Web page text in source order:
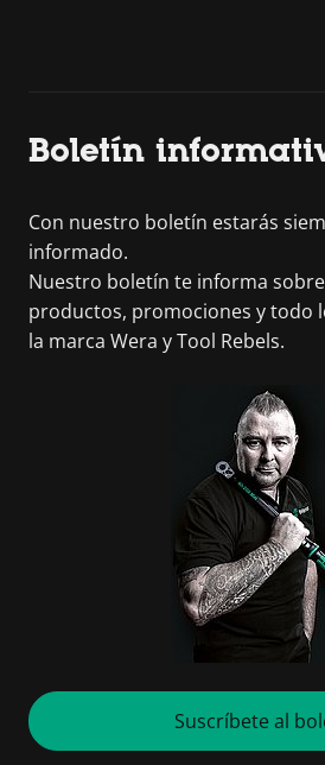
Boletín
Con nuestro boletín estarás
informado.
Nuestro boletín te informa
productos, promociones y todo
la marca Wera y Tool Rebels.
Suscríbete al